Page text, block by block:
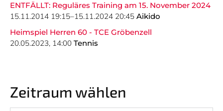
ENTFÄLLT: Reguläres Training am 15. November 2024
15.11.2014 19:15–15.11.2024 20:45 Aikido
Heimspiel Herren 60 - TCE Gröbenzell
20.05.2023, 14:00 Tennis
Zeitraum wählen
Navigation
überspringen
SVO
Vorstand
Sportabteilungen
INFO
FAQ